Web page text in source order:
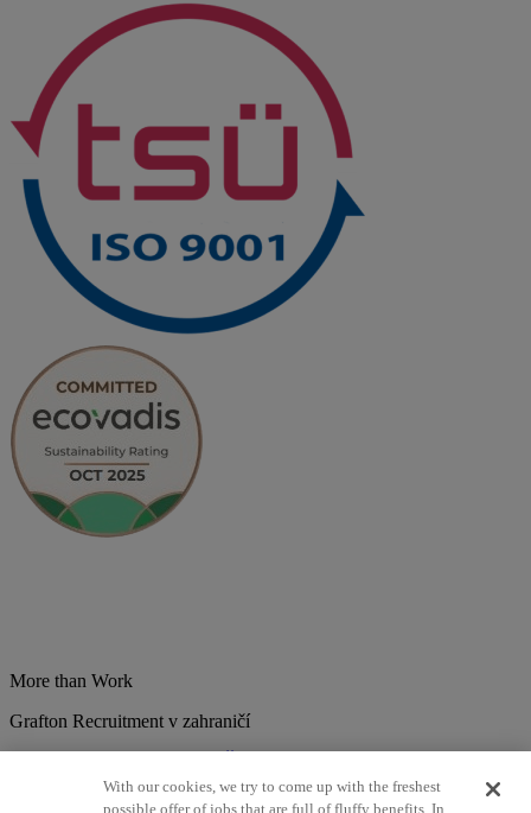
More than Work
Grafton Recruitment v zahraničí
Francúzsko Holandsko India Kolumbia Litva Lotyšsko
Mexiko Nemecko Nórsko Poľsko Portugalsko
With our cookies, we try to come up with the freshest
possible offer of jobs that are full of fluffy benefits. In